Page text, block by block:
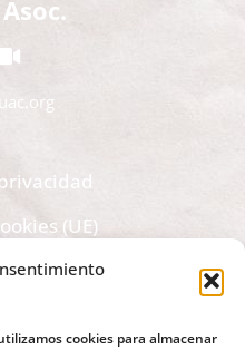
cookies para almacenar
(UE)
y noticias en tu